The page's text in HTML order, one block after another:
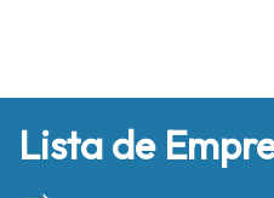
Lista de